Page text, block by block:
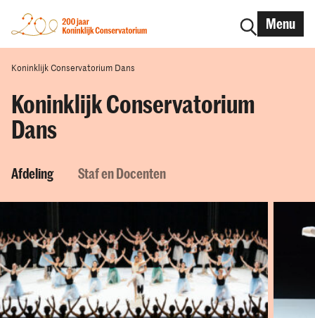
Menu
Koninklijk Conservatorium Dans
Koninklijk Conservatorium
Dans
Afdeling Staf en Docenten